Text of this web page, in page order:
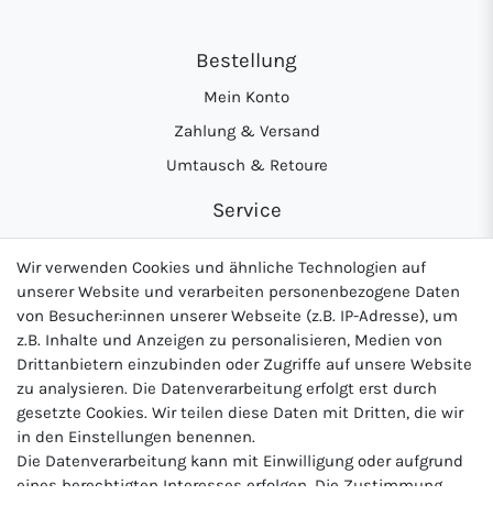
Bestellung
Mein Konto
Zahlung & Versand
Umtausch & Retoure
Service
Nachhaltigkeit
Rechtliches
AGB
Datenschutzerklärung
Widerrufsrecht
Impressum
Wir verwenden Cookies und ähnliche Technologien auf
unserer Website und verarbeiten personenbezogene Daten
von Besucher:innen unserer Webseite (z.B. IP-Adresse), um
z.B. Inhalte und Anzeigen zu personalisieren, Medien von
Drittanbietern einzubinden oder Zugriffe auf unsere Website
zu analysieren. Die Datenverarbeitung erfolgt erst durch
gesetzte Cookies. Wir teilen diese Daten mit Dritten, die wir
in den Einstellungen benennen.
Die Datenverarbeitung kann mit Einwilligung oder aufgrund
eines berechtigten Interesses erfolgen. Die Zustimmung